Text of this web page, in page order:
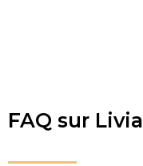
FAQ sur Livia